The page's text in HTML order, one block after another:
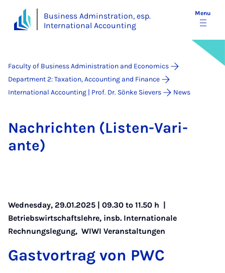
Business Adminstration, esp.
International Accounting
Menu
Faculty of Business Administration and Economics
Department 2: Taxation, Accounting and Finance
International Accounting | Prof. Dr. Sönke Sievers
News
Na­chricht­en (Listen-Vari­
ante)
Wednesday, 29.01.2025 | 09.30 to 11.50 h |
Betriebswirtschaftslehre, insb. Internationale
Rechnungslegung, WIWI Veranstaltungen
Gastvor­trag von PWC